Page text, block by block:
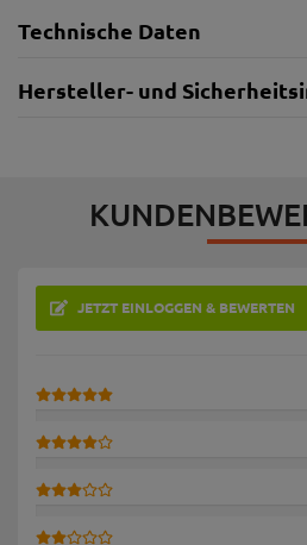
Technische Daten
Hersteller- und
JETZT EINLOGGEN & BEWERTEN